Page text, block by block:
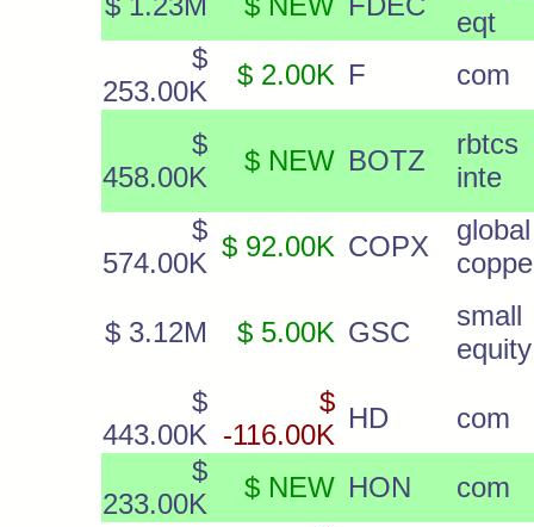
eqt
$
253.00K
$ 2.00K F com
$
458.00K
$ NEW BOTZ
inte
$
574.00K
$ 92.00K COPX
$ 3.12M $ 5.00K GSC
equity
$
443.00K
$
-116.00K
HD
com
$
233.00K
$ NEW HON com